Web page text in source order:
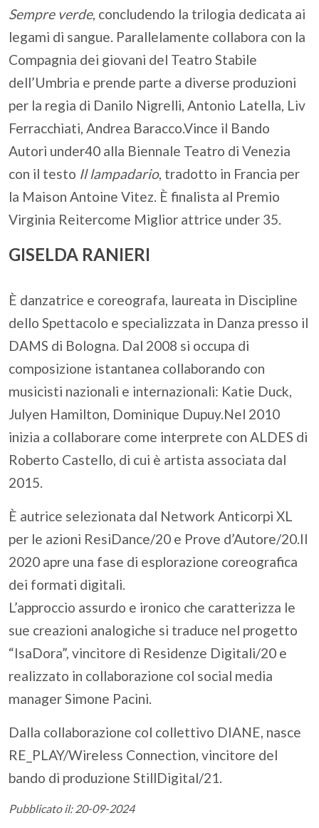
Sempre verde, concludendo la trilogia dedicata ai
legami di sangue. Parallelamente collabora con la
Compagnia dei giovani del Teatro Stabile
dell’Umbria e prende parte a diverse produzioni
per la regia di Danilo Nigrelli, Antonio Latella, Liv
Ferracchiati, Andrea Baracco.Vince il Bando
Autori under40 alla Biennale Teatro di Venezia
con il testo Il lampadario, tradotto in Francia per
la Maison Antoine Vitez. È finalista al Premio
Virginia Reitercome Miglior attrice under 35.
GISELDA RANIERI
È danzatrice e coreografa, laureata in Discipline
dello Spettacolo e specializzata in Danza presso il
DAMS di Bologna. Dal 2008 si occupa di
composizione istantanea collaborando con
musicisti nazionali e internazionali: Katie Duck,
Julyen Hamilton, Dominique Dupuy.Nel 2010
inizia a collaborare come interprete con ALDES di
Roberto Castello, di cui è artista associata dal
2015.
È autrice selezionata dal Network Anticorpi XL
per le azioni ResiDance/20 e Prove d’Autore/20.Il
2020 apre una fase di esplorazione coreografica
dei formati digitali.
L’approccio assurdo e ironico che caratterizza le
sue creazioni analogiche si traduce nel progetto
“IsaDora”, vincitore di Residenze Digitali/20 e
realizzato in collaborazione col social media
manager Simone Pacini.
Dalla collaborazione col collettivo DIANE, nasce
RE_PLAY/Wireless Connection, vincitore del
bando di produzione StillDigital/21.
Pubblicato il: 20-09-2024